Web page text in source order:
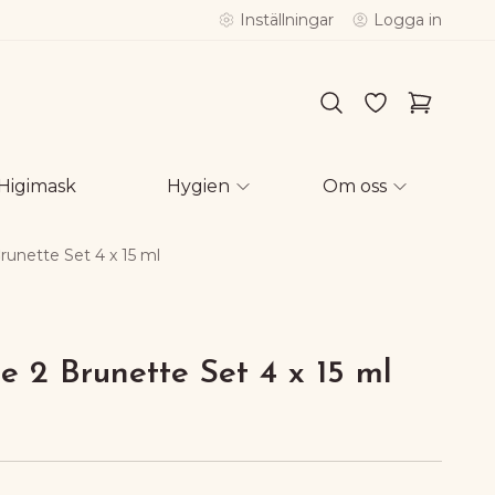
Inställningar Logga in
Hygien Om oss
Set 4 x 15 ml
2 Brunette Set 4 x 15 ml